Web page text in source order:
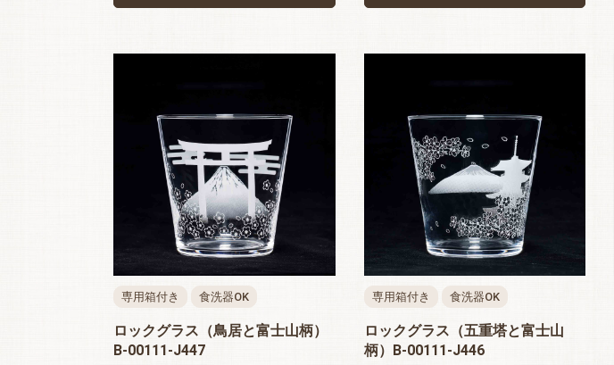
専用箱付き 食洗器OK
ロックグラス（鳥居と富士山柄）
B-00111-J447
専用箱付き 食洗器OK
ロックグラス（五重塔と富士山
柄）B-00111-J446